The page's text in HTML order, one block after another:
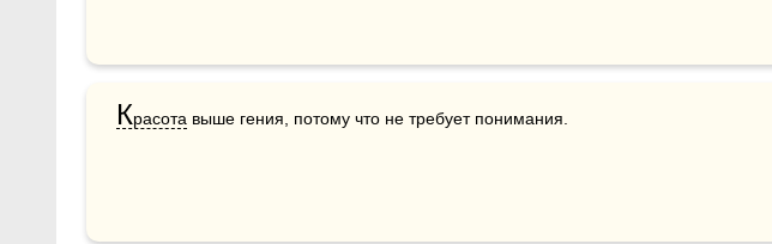
Красота выше гения, потому что не требует понимания.